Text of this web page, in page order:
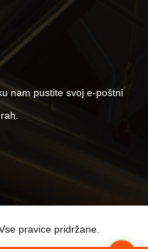
nam pustite svoj e-poštni
pravice pridržane.